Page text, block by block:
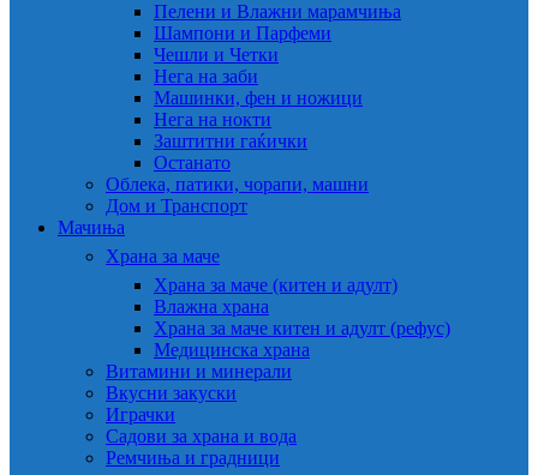
Пелени и Влажни марамчиња
Шампони и Парфеми
Чешли и Четки
Нега на заби
Машинки, фен и ножици
Нега на нокти
Заштитни гаќички
Останато
Облека, патики, чорапи, машни
Дом и Транспорт
Мачиња
Храна за маче
Храна за маче (китен и адулт)
Влажна храна
Храна за маче китен и адулт (рефус)
Медицинска храна
Витамини и минерали
Вкусни закуски
Играчки
Садови за храна и вода
Ремчиња и градници